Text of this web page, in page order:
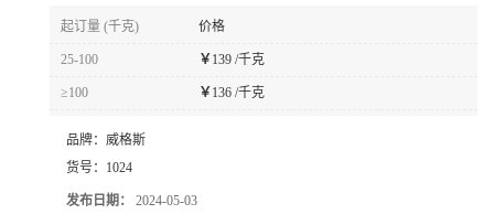
起订量 (千克) 价格
25-100 ￥139 /千克
≥100 ￥136 /千克
品牌： 威格斯
货号： 1024
发布日期： 2024-05-03